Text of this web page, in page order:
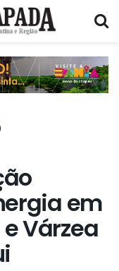
em
Várzea